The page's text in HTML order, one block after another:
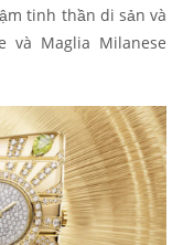
tinh thần di sản và
và Maglia Milanese